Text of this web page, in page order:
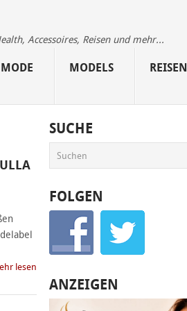
Accessoires, Reisen und mehr...
MODE MODELS REISEN
lesen
SUCHE
FOLGEN
ANZEIGEN